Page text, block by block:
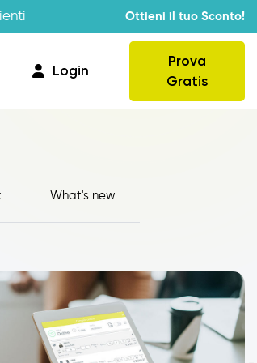
Ottieni il tuo Sconto!
Login
Prova
Gratis
What's new